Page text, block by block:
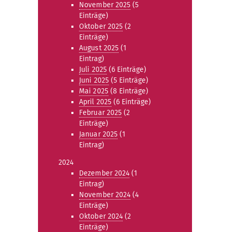
November 2025 (5
Einträge)
Oktober 2025 (2
Einträge)
August 2025 (1
Eintrag)
Juli 2025(6 Einträge)
Juni 2025(5 Einträge)
Mai 2025(8 Einträge)
April 2025 (6 Einträge)
Februar 2025 (2
Einträge)
Januar 2025 (1
Eintrag)
2024
Dezember 2024 (1
Eintrag)
November 2024 (4
Einträge)
Oktober 2024 (2
Einträge)